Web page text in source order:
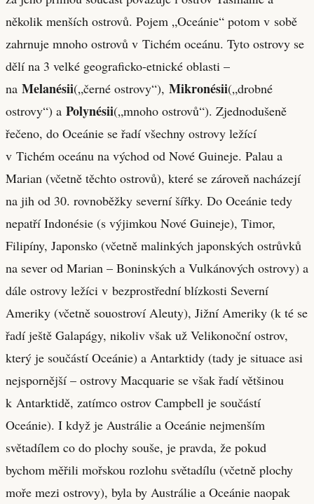
několik menších ostrovů. Pojem „Oceánie“ potom v sobě
zahrnuje mnoho ostrovů v Tichém oceánu. Tyto ostrovy se
dělí na 3 velké geograficko-etnické oblasti –
na Melanésii(„černé ostrovy“), Mikronésii(„drobné
ostrovy“) a Polynésii(„mnoho ostrovů“). Zjednodušeně
řečeno, do Oceánie se řadí všechny ostrovy ležící
v Tichém oceánu na východ od Nové Guineje. Palau a
Marian (včetně těchto ostrovů), které se zároveň nacházejí
na jih od 30. rovnoběžky severní šířky. Do Oceánie tedy
nepatří Indonésie (s výjimkou Nové Guineje), Timor,
Filipíny, Japonsko (včetně malinkých japonských ostrůvků
na sever od Marian – Boninských a Vulkánových ostrovy) a
dále ostrovy ležíci v bezprostřední blízkosti Severní
Ameriky (včetně souostroví Aleuty), Jižní Ameriky (k té se
řadí ještě Galapágy, nikoliv však už Velikonoční ostrov,
který je součástí Oceánie) a Antarktidy (tady je situace asi
nejspornější – ostrovy Macquarie se však řadí většinou
k Antarktidě, zatímco ostrov Campbell je součástí
Oceánie). I když je Austrálie a Oceánie nejmenším
světadílem co do plochy souše, je pravda, že pokud
bychom měřili mořskou rozlohu světadílu (včetně plochy
moře mezi ostrovy), byla by Austrálie a Oceánie naopak